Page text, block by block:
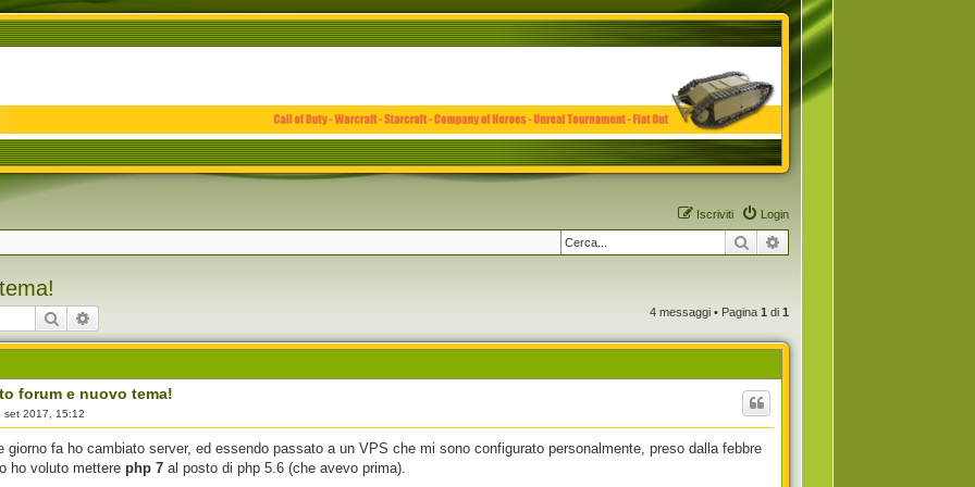
Login
Iscriviti
Cerca
Cerca 4 messaggi • Pagina 1 di 1
forum e nuovo tema!
set 2017, 15:12
giorno fa ho cambiato server, ed essendo passato a un VPS che mi sono configurato personalmente, preso dalla febbre
ho voluto metterephp 7 al posto di php 5.6 (che avevo prima).